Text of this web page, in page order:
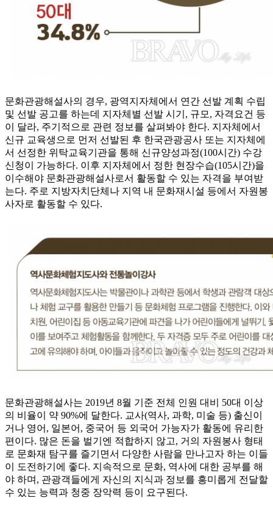
문화관광해설사의 경우, 광역지자체에서 연간 선발 계획 수립
및 선발 공고를 하는데 지자체별 선발 시기, 규모, 자격요건 등
이 달라, 주기적으로 관련 정보를 살펴봐야 한다. 지자체에서
신규 교육생으로 먼저 선발된 후 한국관광공사 또는 지자체에
서 선정한 위탁교육기관을 통해 신규양성과정(100시간) 수강
신청이 가능하다. 이후 지자체에서 정한 현장수습(105시간)을
이수해야 문화관광해설사로서 활동할 수 있는 자격을 부여받
는다. 주로 지방자치단체나 지역 내 문화재시설 등에서 자원봉
사자로 활동할 수 있다.
문화관광해설사는 2019년 8월 기준 전체 인원 대비 50대 이상
의 비율이 약 90%에 달한다. 교사(역사, 과학, 미술 등) 출신이
거나 영어, 일본어, 중국어 등 외국어 가능자가 활동에 유리한
편이다. 많은 돈을 벌기엔 적합하지 않고, 거의 자원봉사 형태
로 문화재 탐구를 즐기면서 다양한 사람을 만나고자 하는 이들
이 도전하기에 좋다. 지속적으로 문화, 역사에 대한 공부를 해
야 하며, 관광객들에게 자신의 지식과 정보를 흥미롭게 전달할
수 있는 능력과 청중 장악력 등이 요구된다.